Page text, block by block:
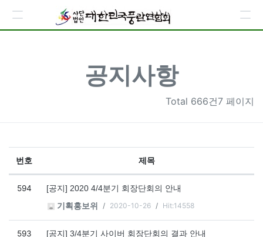
공지사항
Total 666건7 페이지
번호 제목
594
[공지] 2020 4/4분기 회장단회의 안내
기획홍보위
2020-10-26 Hit:14558
593
[공지] 3/4분기 사이버 회장단회의 결과 안내